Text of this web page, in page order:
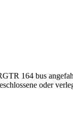
164 bus
oder